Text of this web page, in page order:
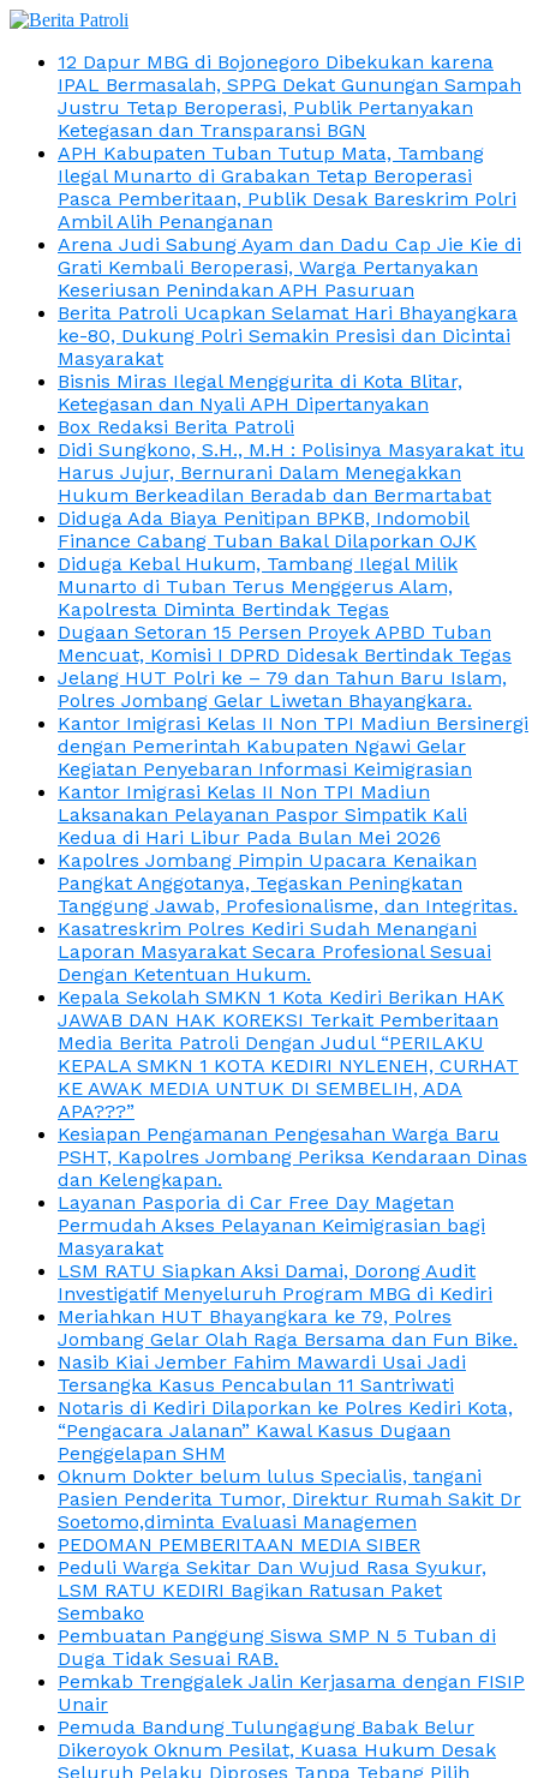
12 Dapur MBG di Bojonegoro Dibekukan karena
IPAL Bermasalah, SPPG Dekat Gunungan Sampah
Justru Tetap Beroperasi, Publik Pertanyakan
Ketegasan dan Transparansi BGN
APH Kabupaten Tuban Tutup Mata, Tambang
Ilegal Munarto di Grabakan Tetap Beroperasi
Pasca Pemberitaan, Publik Desak Bareskrim Polri
Ambil Alih Penanganan
Arena Judi Sabung Ayam dan Dadu Cap Jie Kie di
Grati Kembali Beroperasi, Warga Pertanyakan
Keseriusan Penindakan APH Pasuruan
Berita Patroli Ucapkan Selamat Hari Bhayangkara
ke-80, Dukung Polri Semakin Presisi dan Dicintai
Masyarakat
Bisnis Miras Ilegal Menggurita di Kota Blitar,
Ketegasan dan Nyali APH Dipertanyakan
Box Redaksi Berita Patroli
Didi Sungkono, S.H., M.H : Polisinya Masyarakat itu
Harus Jujur, Bernurani Dalam Menegakkan
Hukum Berkeadilan Beradab dan Bermartabat
Diduga Ada Biaya Penitipan BPKB, Indomobil
Finance Cabang Tuban Bakal Dilaporkan OJK
Diduga Kebal Hukum, Tambang Ilegal Milik
Munarto di Tuban Terus Menggerus Alam,
Kapolresta Diminta Bertindak Tegas
Dugaan Setoran 15 Persen Proyek APBD Tuban
Mencuat, Komisi I DPRD Didesak Bertindak Tegas
Jelang HUT Polri ke – 79 dan Tahun Baru Islam,
Polres Jombang Gelar Liwetan Bhayangkara.
Kantor Imigrasi Kelas II Non TPI Madiun Bersinergi
dengan Pemerintah Kabupaten Ngawi Gelar
Kegiatan Penyebaran Informasi Keimigrasian
Kantor Imigrasi Kelas II Non TPI Madiun
Laksanakan Pelayanan Paspor Simpatik Kali
Kedua di Hari Libur Pada Bulan Mei 2026
Kapolres Jombang Pimpin Upacara Kenaikan
Pangkat Anggotanya, Tegaskan Peningkatan
Tanggung Jawab, Profesionalisme, dan Integritas.
Kasatreskrim Polres Kediri Sudah Menangani
Laporan Masyarakat Secara Profesional Sesuai
Dengan Ketentuan Hukum.
Kepala Sekolah SMKN 1 Kota Kediri Berikan HAK
JAWAB DAN HAK KOREKSI Terkait Pemberitaan
Media Berita Patroli Dengan Judul “PERILAKU
KEPALA SMKN 1 KOTA KEDIRI NYLENEH, CURHAT
KE AWAK MEDIA UNTUK DI SEMBELIH, ADA
APA???”
Kesiapan Pengamanan Pengesahan Warga Baru
PSHT, Kapolres Jombang Periksa Kendaraan Dinas
dan Kelengkapan.
Layanan Pasporia di Car Free Day Magetan
Permudah Akses Pelayanan Keimigrasian bagi
Masyarakat
LSM RATU Siapkan Aksi Damai, Dorong Audit
Investigatif Menyeluruh Program MBG di Kediri
Meriahkan HUT Bhayangkara ke 79, Polres
Jombang Gelar Olah Raga Bersama dan Fun Bike.
Nasib Kiai Jember Fahim Mawardi Usai Jadi
Tersangka Kasus Pencabulan 11 Santriwati
Notaris di Kediri Dilaporkan ke Polres Kediri Kota,
“Pengacara Jalanan” Kawal Kasus Dugaan
Penggelapan SHM
Oknum Dokter belum lulus Specialis, tangani
Pasien Penderita Tumor, Direktur Rumah Sakit Dr
Soetomo,diminta Evaluasi Managemen
PEDOMAN PEMBERITAAN MEDIA SIBER
Peduli Warga Sekitar Dan Wujud Rasa Syukur,
LSM RATU KEDIRI Bagikan Ratusan Paket
Sembako
Pembuatan Panggung Siswa SMP N 5 Tuban di
Duga Tidak Sesuai RAB.
Pemkab Trenggalek Jalin Kerjasama dengan FISIP
Unair
Pemuda Bandung Tulungagung Babak Belur
Dikeroyok Oknum Pesilat, Kuasa Hukum Desak
Seluruh Pelaku Diproses Tanpa Tebang Pilih